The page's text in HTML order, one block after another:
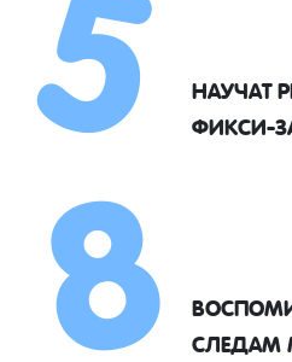
НАУЧАТ
ФИКСИ-
8СЛЕДАМ